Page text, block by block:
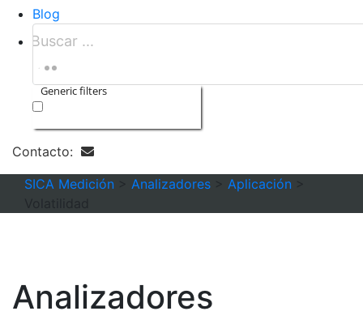
Blog
Generic filters
Contacto:
SICA Medición
Analizadores Aplicación
Analizadores